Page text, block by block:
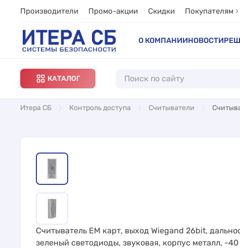
Производители Промо-акции Скидки Покупателям
О КОМПАНИИНОВОСТИ
КАТАЛОГ
Итера СБ Контроль доступа Считыватели
Считыватель EM карт, выход Wiegand 26bit,
зеленый светодиоды, звуковая, корпус металл, -